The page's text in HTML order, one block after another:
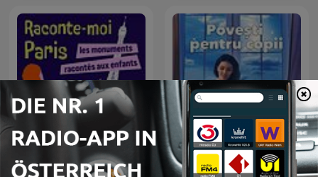
Raconte-moi Paris -
Histoire de Paris
Povești pentru copii